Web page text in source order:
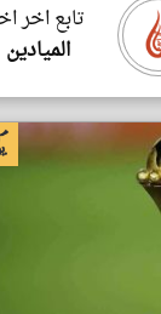
تابع اخر
الميادين